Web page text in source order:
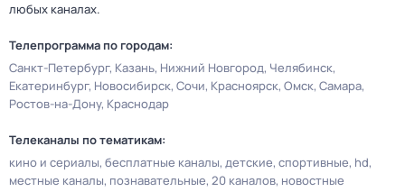
любых каналах.
Телепрограмма по городам:
Санкт-Петербург Казань Нижний Новгород Челябинск
Екатеринбург Новосибирск Сочи Красноярск Омск Самара
Ростов-на-Дону Краснодар
Телеканалы по тематикам:
кино и сериалы бесплатные каналы детские спортивные hd
местные каналы познавательные 20 каналов новостные